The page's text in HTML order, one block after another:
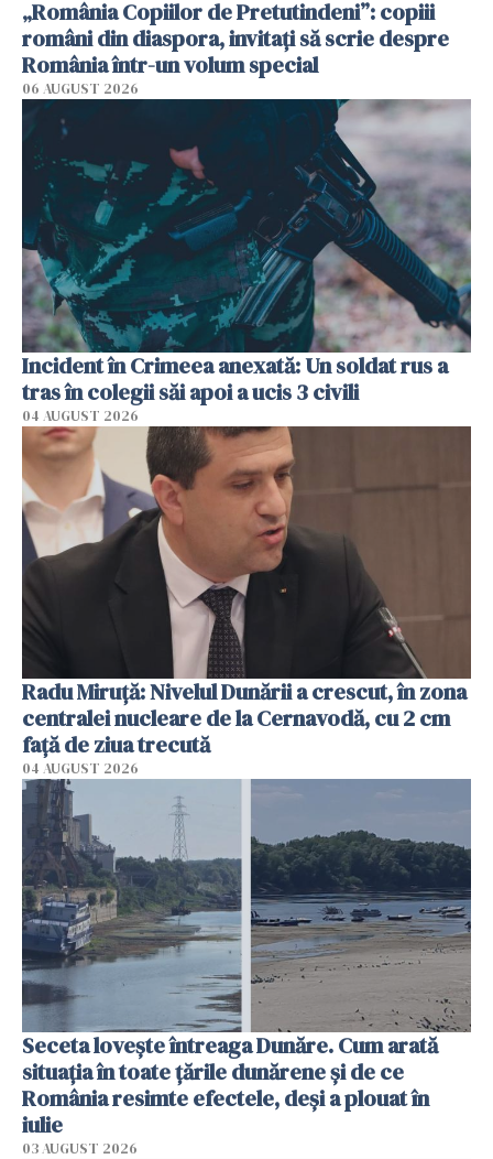
„România Copiilor de Pretutindeni”: copiii
români din diaspora, invitați să scrie despre
România într-un volum special
06 AUGUST 2026
Incident în Crimeea anexată: Un soldat rus a
tras în colegii săi apoi a ucis 3 civili
04 AUGUST 2026
Radu Miruţă: Nivelul Dunării a crescut, în zona
centralei nucleare de la Cernavodă, cu 2 cm
faţă de ziua trecută
04 AUGUST 2026
Seceta lovește întreaga Dunăre. Cum arată
situația în toate țările dunărene și de ce
România resimte efectele, deși a plouat în
iulie
03 AUGUST 2026